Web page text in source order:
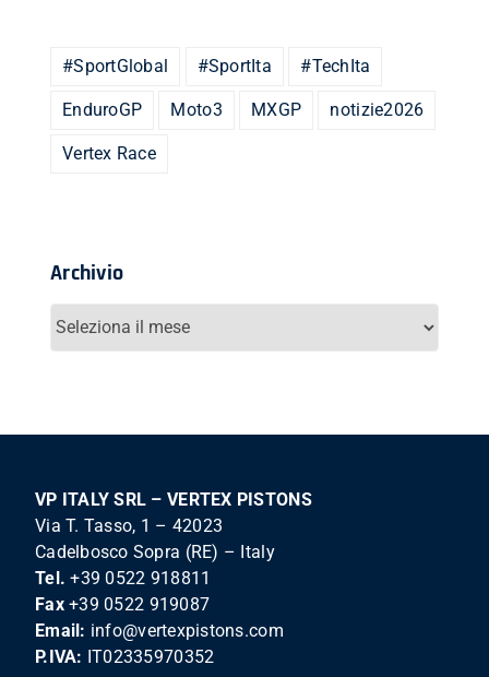
#SportGlobal #SportIta #TechIta
EnduroGP Moto3 MXGP notizie2026
Vertex Race
Archivio
Archivio
VP ITALY SRL – VERTEX PISTONS
Via T. Tasso, 1 – 42023
Cadelbosco Sopra (RE) – Italy
Tel. +39 0522 918811
Fax +39 0522 919087
Email: info@vertexpistons.com
P.IVA: IT02335970352